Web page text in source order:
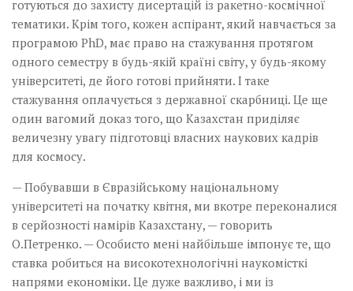
готуються до захисту дисертацій із ракетно-космічної
тематики. Крім того, кожен аспірант, який навчається за
програмою PhD, має право на стажування протягом
одного семестру в будь-якій країні світу, у будь-якому
університеті, де його готові прийняти. І таке
стажування оплачується з державної скарбниці. Це ще
один вагомий доказ того, що Казахстан приділяє
величезну увагу підготовці власних наукових кадрів
для космосу.
— Побувавши в Євразійському націо­нальному
університеті на початку квітня, ми вкотре переконалися
в серйозності намірів Казахстану, — говорить
О.Петренко. — Особисто мені найбільше імпонує те, що
ставка робиться на високотехнологічні наукомісткі
напрями економіки. Це дуже важливо, і ми із